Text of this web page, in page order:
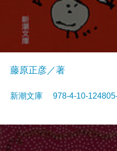
藤原正彦／著
新潮文庫 978-4-10-